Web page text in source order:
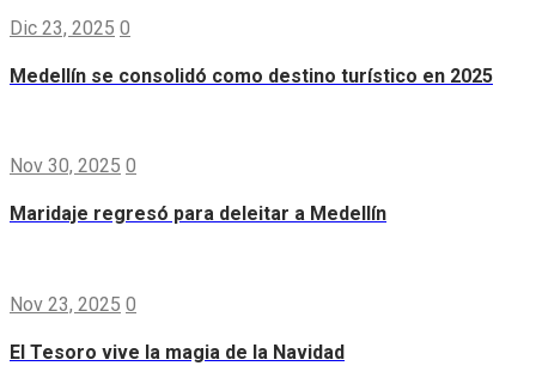
Dic 23, 2025 0
Medellín se consolidó como destino turístico en 2025
Nov 30, 2025 0
Maridaje regresó para deleitar a Medellín
Nov 23, 2025 0
El Tesoro vive la magia de la Navidad